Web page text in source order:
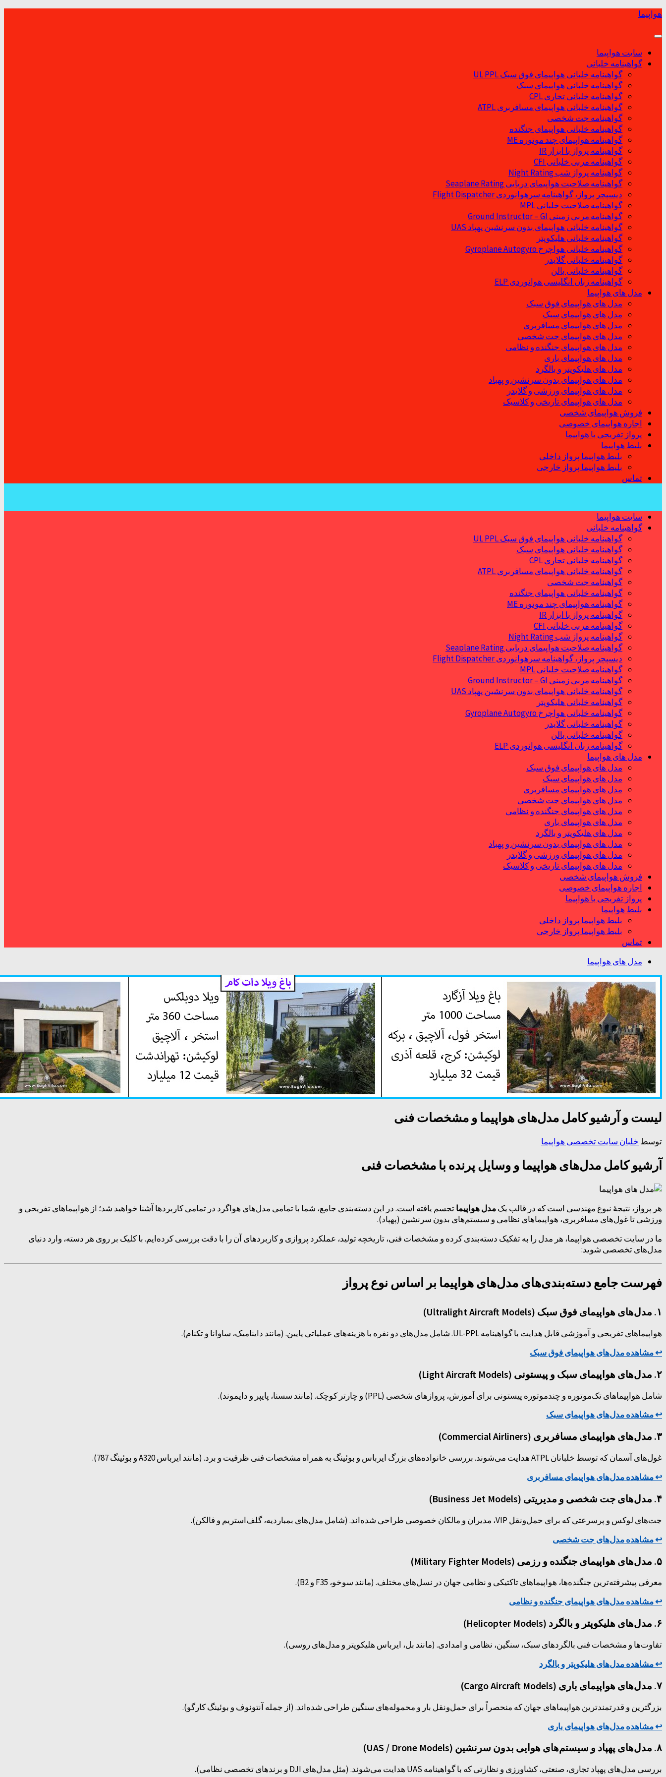
Skip
content
هواپیما
سایت هواپیما
گواهینامه خلبانی
گواهینامه خلبانی هواپیمای فوق سبک UL PPL
گواهینامه خلبانی هواپیمای سبک
گواهینامه خلبانی تجاری CPL
گواهینامه خلبانی هواپیمای مسافربری ATPL
گواهینامه جت شخصی
گواهینامه خلبانی هواپیمای جنگنده
گواهینامه هواپیمای چند موتوره ME
گواهینامه پرواز با ابزار IR
گواهینامه مربی خلبانی CFI
گواهینامه پرواز شب Night Rating
گواهینامه صلاحیت هواپیمای دریایی Seaplane Rating
دیسپچر پرواز، گواهینامه سرهوانوردی Flight Dispatcher
گواهینامه صلاحیت خلبانی MPL
گواهینامه مربی زمینی Ground Instructor – GI
گواهینامه خلبانی هواپیمای بدون سرنشین پهپاد UAS
گواهینامه خلبانی هلیکوپتر
گواهینامه خلبانی هواچرخ Gyroplane Autogyro
گواهینامه خلبانی گلایدر
گواهینامه خلبانی بالن
گواهینامه زبان انگلیسی هوانوردی ELP
مدل های هواپیما
مدل های هواپیمای فوق سبک
مدل های هواپیمای سبک
مدل های هواپیمای مسافربری
مدل های هواپیمای جت شخصی
مدل های هواپیمای جنگنده و نظامی
مدل های هواپیمای باری
مدل های هلیکوپتر و بالگرد
مدل های هواپیمای بدون سرنشین و پهباد
مدل های هواپیمای ورزشی و گلایدر
مدل های هواپیمای تاریخی و کلاسیک
فروش هواپیمای شخصی
اجاره هواپیمای خصوصی
پرواز تفریحی با هواپیما
بلیط هواپیما
بلیط هواپیما پرواز داخلی
بلیط هواپیما پرواز خارجی
تماس
سایت هواپیما
گواهینامه خلبانی
گواهینامه خلبانی هواپیمای فوق سبک UL PPL
گواهینامه خلبانی هواپیمای سبک
گواهینامه خلبانی تجاری CPL
گواهینامه خلبانی هواپیمای مسافربری ATPL
گواهینامه جت شخصی
گواهینامه خلبانی هواپیمای جنگنده
گواهینامه هواپیمای چند موتوره ME
گواهینامه پرواز با ابزار IR
گواهینامه مربی خلبانی CFI
گواهینامه پرواز شب Night Rating
گواهینامه صلاحیت هواپیمای دریایی Seaplane Rating
دیسپچر پرواز، گواهینامه سرهوانوردی Flight Dispatcher
گواهینامه صلاحیت خلبانی MPL
گواهینامه مربی زمینی Ground Instructor – GI
گواهینامه خلبانی هواپیمای بدون سرنشین پهپاد UAS
گواهینامه خلبانی هلیکوپتر
گواهینامه خلبانی هواچرخ Gyroplane Autogyro
گواهینامه خلبانی گلایدر
گواهینامه خلبانی بالن
گواهینامه زبان انگلیسی هوانوردی ELP
مدل های هواپیما
مدل های هواپیمای فوق سبک
مدل های هواپیمای سبک
مدل های هواپیمای مسافربری
مدل های هواپیمای جت شخصی
مدل های هواپیمای جنگنده و نظامی
مدل های هواپیمای باری
مدل های هلیکوپتر و بالگرد
مدل های هواپیمای بدون سرنشین و پهباد
مدل های هواپیمای ورزشی و گلایدر
مدل های هواپیمای تاریخی و کلاسیک
فروش هواپیمای شخصی
اجاره هواپیمای خصوصی
پرواز تفریحی با هواپیما
بلیط هواپیما
بلیط هواپیما پرواز داخلی
بلیط هواپیما پرواز خارجی
تماس
مدل های هواپیما
لیست و آرشیو کامل مدل‌های هواپیما و مشخصات فنی
توسط خلبان سایت تخصصی هواپیما
آرشیو کامل مدل‌های هواپیما و وسایل پرنده با مشخصات فنی
هر پرواز، نتیجهٔ نبوغ مهندسی است که در قالب یکمدل هواپیماتجسم یافته است. در این دسته‌بندی جامع، شما با تمامی مدل‌های هواگرد در تمامی کاربردها آشنا خواهید شد؛ از هواپیماهای تفریحی و
ورزشی تا غول‌های مسافربری، هواپیماهای نظامی و سیستم‌های بدون سرنشین (پهپاد).
ما در سایت تخصصی هواپیما، هر مدل را به تفکیک دسته‌بندی کرده و مشخصات فنی، تاریخچه تولید، عملکرد پروازی و کاربردهای آن را با دقت بررسی کرده‌ایم. با کلیک بر روی هر دسته، وارد دنیای
مدل‌های تخصصی شوید:
فهرست جامع دسته‌بندی‌های مدل‌های هواپیما بر اساس نوع پرواز
۱. مدل‌های هواپیمای فوق سبک (Ultralight Aircraft Models)
هواپیماهای تفریحی و آموزشی قابل هدایت با گواهینامه UL-PPL. شامل مدل‌های دو نفره با هزینه‌های عملیاتی پایین. (مانند داینامیک، ساوانا و تکنام).
↩️ مشاهده مدل‌های هواپیمای فوق سبک
۲. مدل‌های هواپیمای سبک و پیستونی (Light Aircraft Models)
شامل هواپیماهای تک‌موتوره و چندموتوره پیستونی برای آموزش، پروازهای شخصی (PPL) و چارتر کوچک. (مانند سسنا، پایپر و دایموند).
↩️ مشاهده مدل‌های هواپیمای سبک
۳. مدل‌های هواپیمای مسافربری (Commercial Airliners)
غول‌های آسمان که توسط خلبانان ATPL هدایت می‌شوند. بررسی خانواده‌های بزرگ ایرباس و بوئینگ به همراه مشخصات فنی ظرفیت و برد. (مانند ایرباس A320 و بوئینگ 787).
↩️ مشاهده مدل‌های هواپیمای مسافربری
۴. مدل‌های جت شخصی و مدیریتی (Business Jet Models)
جت‌های لوکس و پرسرعتی که برای حمل‌ونقل VIP، مدیران و مالکان خصوصی طراحی شده‌اند. (شامل مدل‌های بمباردیه، گلف‌استریم و فالکن).
↩️ مشاهده مدل‌های جت شخصی
۵. مدل‌های هواپیمای جنگنده و رزمی (Military Fighter Models)
معرفی پیشرفته‌ترین جنگنده‌ها، هواپیماهای تاکتیکی و نظامی جهان در نسل‌های مختلف. (مانند سوخو، F35 و B2).
↩️ مشاهده مدل‌های هواپیمای جنگنده و نظامی
۶. مدل‌های هلیکوپتر و بالگرد (Helicopter Models)
تفاوت‌ها و مشخصات فنی بالگردهای سبک، سنگین، نظامی و امدادی. (مانند بل، ایرباس هلیکوپتر و مدل‌های روسی).
↩️ مشاهده مدل‌های هلیکوپتر و بالگرد
۷. مدل‌های هواپیمای باری (Cargo Aircraft Models)
بزرگترین و قدرتمندترین هواپیماهای جهان که منحصراً برای حمل‌ونقل بار و محموله‌های سنگین طراحی شده‌اند. (از جمله آنتونوف و بوئینگ کارگو).
↩️ مشاهده مدل‌های هواپیمای باری
۸. مدل‌های پهپاد و سیستم‌های هوایی بدون سرنشین (UAS / Drone Models)
بررسی مدل‌های پهپاد تجاری، صنعتی، کشاورزی و نظارتی که با گواهینامه UAS هدایت می‌شوند. (مثل مدل‌های DJI و برندهای تخصصی نظامی).